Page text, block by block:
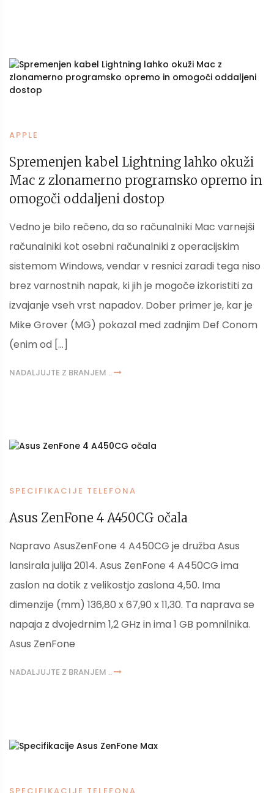
APPLE
Spremenjen kabel Lightning lahko okuži
Mac z zlonamerno programsko opremo in
omogoči oddaljeni dostop
Vedno je bilo rečeno, da so računalniki Mac varnejši
računalniki kot osebni računalniki z operacijskim
sistemom Windows, vendar v resnici zaradi tega niso
brez varnostnih napak, ki jih je mogoče izkoristiti za
izvajanje vseh vrst napadov. Dober primer je, kar je
Mike Grover (MG) pokazal med zadnjim Def Conom
(enim od […]
NADALJUJTE Z BRANJEM ..
SPECIFIKACIJE TELEFONA
Asus ZenFone 4 A450CG očala
Napravo AsusZenFone 4 A450CG je družba Asus
lansirala julija 2014. Asus ZenFone 4 A450CG ima
zaslon na dotik z velikostjo zaslona 4,50. Ima
dimenzije (mm) 136,80 x 67,90 x 11,30. Ta naprava se
napaja z dvojedrnim 1,2 GHz in ima 1 GB pomnilnika.
Asus ZenFone
NADALJUJTE Z BRANJEM ..